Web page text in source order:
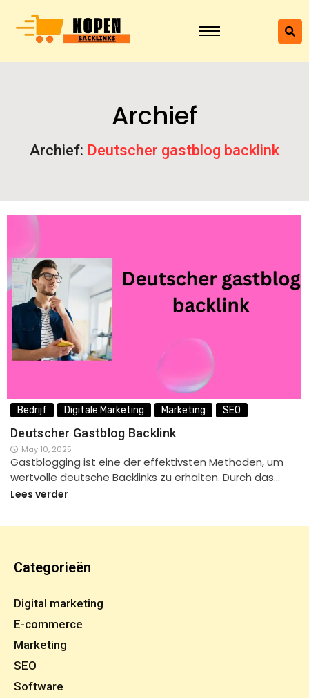
Archief
Archief: Deutscher gastblog backlink
Bedrijf Digitale Marketing Marketing SEO
Deutscher Gastblog Backlink
May 10, 2025
Gastblogging ist eine der effektivsten Methoden, um
wertvolle deutsche Backlinks zu erhalten. Durch das…
Lees verder
Categorieën
Digital marketing
E-commerce
Marketing
SEO
Software